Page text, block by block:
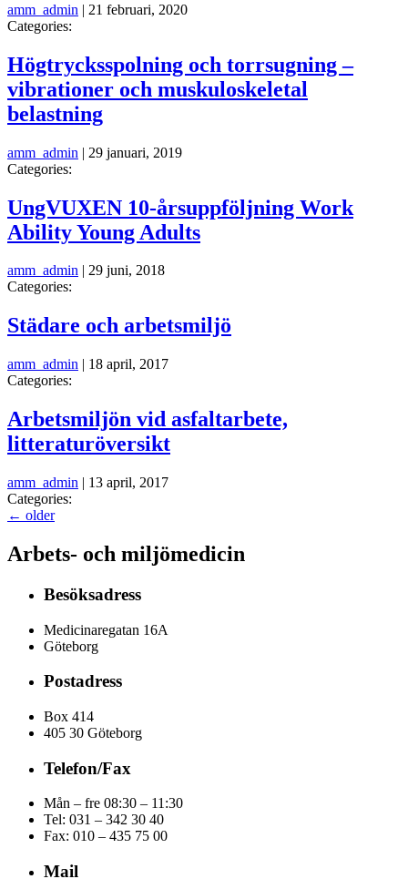
amm_admin | 21 februari, 2020
Categories:
Högtrycksspolning och torrsugning –
vibrationer och muskuloskeletal
belastning
amm_admin | 29 januari, 2019
Categories:
UngVUXEN 10-årsuppföljning Work
Ability Young Adults
amm_admin | 29 juni, 2018
Categories:
Städare och arbetsmiljö
amm_admin | 18 april, 2017
Categories:
Arbetsmiljön vid asfaltarbete,
litteraturöversikt
amm_admin | 13 april, 2017
Categories:
← older
Arbets- och miljömedicin
Besöksadress
Medicinaregatan 16A
Göteborg
Postadress
Box 414
405 30 Göteborg
Telefon/Fax
Mån – fre 08:30 – 11:30
Tel: 031 – 342 30 40
Fax: 010 – 435 75 00
Mail